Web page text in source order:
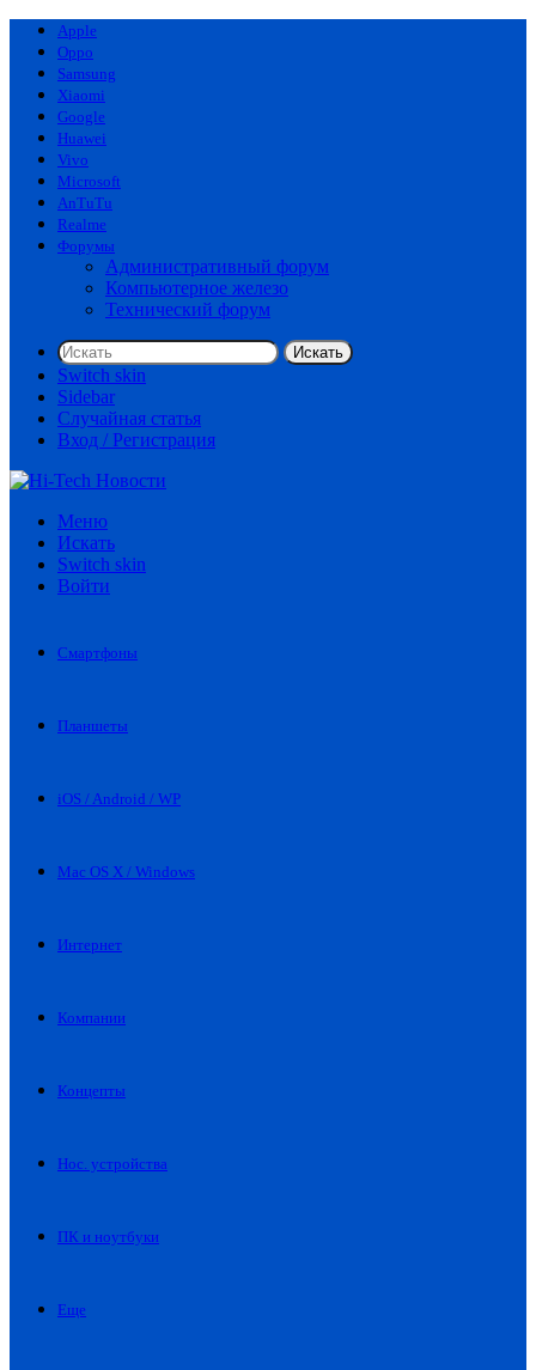
Apple
Oppo
Samsung
Xiaomi
Google
Huawei
Vivo
Microsoft
AnTuTu
Realme
Форумы
Административный форум
Компьютерное железо
Технический форум
Искать
Switch skin
Sidebar
Случайная статья
Вход / Регистрация
Меню
Искать
Switch skin
Войти
Смартфоны
Планшеты
iOS / Android / WP
Mac OS X / Windows
Интернет
Компании
Концепты
Нос. устройства
ПК и ноутбуки
Еще